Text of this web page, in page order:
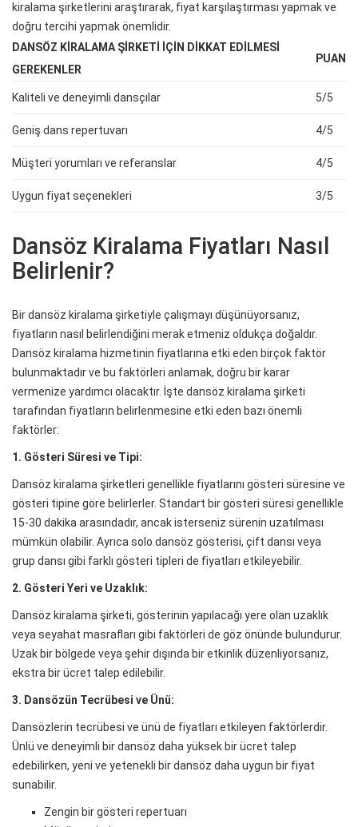
kiralama şirketlerini araştırarak, fiyat karşılaştırması yapmak ve
doğru tercihi yapmak önemlidir.
DANSÖZ KIRALAMA ŞIRKETI İÇIN DIKKAT EDILMESI
GEREKENLER
PUAN
Kaliteli ve deneyimli dansçılar 5/5
Geniş dans repertuvarı 4/5
Müşteri yorumları ve referanslar 4/5
Uygun fiyat seçenekleri 3/5
Dansöz Kiralama Fiyatları Nasıl
Belirlenir?
Bir dansöz kiralama şirketiyle çalışmayı düşünüyorsanız,
fiyatların nasıl belirlendiğini merak etmeniz oldukça doğaldır.
Dansöz kiralama hizmetinin fiyatlarına etki eden birçok faktör
bulunmaktadır ve bu faktörleri anlamak, doğru bir karar
vermenize yardımcı olacaktır. İşte dansöz kiralama şirketi
tarafından fiyatların belirlenmesine etki eden bazı önemli
faktörler:
1. Gösteri Süresi ve Tipi:
Dansöz kiralama şirketleri genellikle fiyatlarını gösteri süresine ve
gösteri tipine göre belirlerler. Standart bir gösteri süresi genellikle
15-30 dakika arasındadır, ancak isterseniz sürenin uzatılması
mümkün olabilir. Ayrıca solo dansöz gösterisi, çift dansı veya
grup dansı gibi farklı gösteri tipleri de fiyatları etkileyebilir.
2. Gösteri Yeri ve Uzaklık:
Dansöz kiralama şirketi, gösterinin yapılacağı yere olan uzaklık
veya seyahat masrafları gibi faktörleri de göz önünde bulundurur.
Uzak bir bölgede veya şehir dışında bir etkinlik düzenliyorsanız,
ekstra bir ücret talep edilebilir.
3. Dansözün Tecrübesi ve Ünü:
Dansözlerin tecrübesi ve ünü de fiyatları etkileyen faktörlerdir.
Ünlü ve deneyimli bir dansöz daha yüksek bir ücret talep
edebilirken, yeni ve yetenekli bir dansöz daha uygun bir fiyat
sunabilir.
Zengin bir gösteri repertuarı